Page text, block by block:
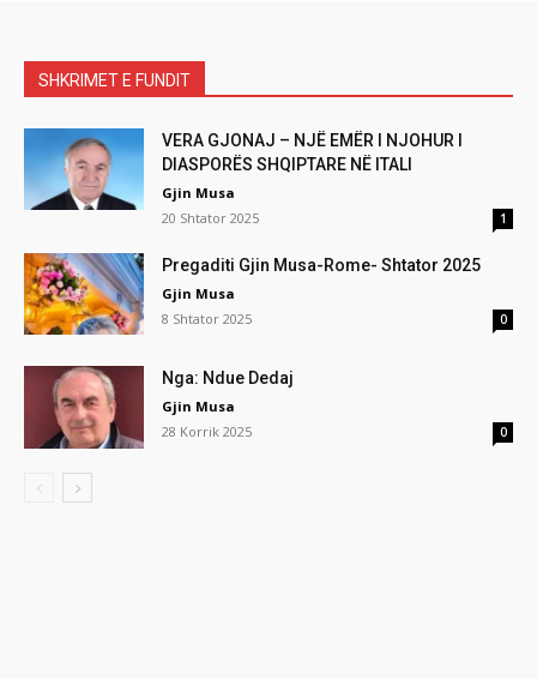
SHKRIMET E FUNDIT
VERA GJONAJ – NJË EMËR I NJOHUR I
DIASPORËS SHQIPTARE NË ITALI
Gjin Musa
20 Shtator 2025
1
Pregaditi Gjin Musa-Rome- Shtator 2025
Gjin Musa
8 Shtator 2025
0
Nga: Ndue Dedaj
Gjin Musa
28 Korrik 2025
0